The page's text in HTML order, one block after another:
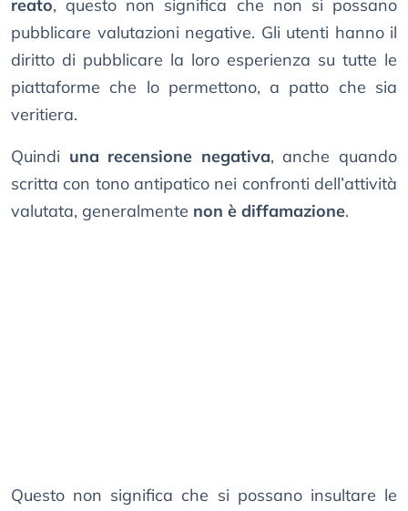
reato, questo non significa che non si possano
pubblicare valutazioni negative. Gli utenti hanno il
diritto di pubblicare la loro esperienza su tutte le
piattaforme che lo permettono, a patto che sia
veritiera.
Quindi una recensione negativa, anche quando
scritta con tono antipatico nei confronti dell’attività
valutata, generalmente non è diffamazione.
Questo non significa che si possano insultare le